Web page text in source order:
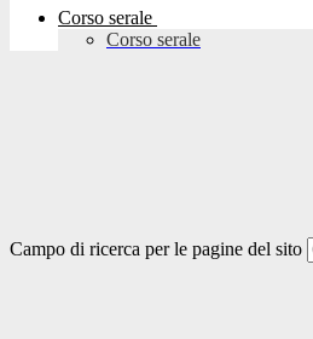
Corso serale
Corso serale
Campo di ricerca per le pagine del sito